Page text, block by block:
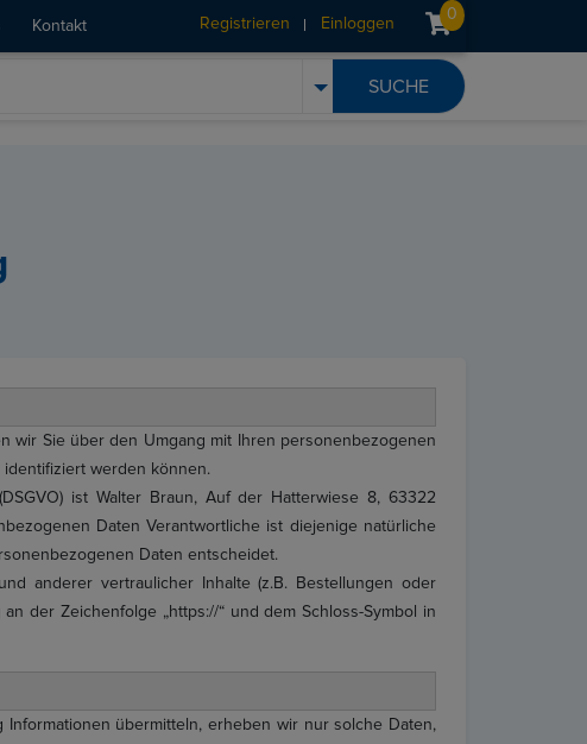
Kontakt Registrieren Einloggen
0
wir Sie über den Umgang mit Ihren personenbezogenen
werden können.
ist Walter Braun, Auf der Hatterwiese 8, 63322
Daten Verantwortliche ist diejenige natürliche
Daten entscheidet.
anderer vertraulicher Inhalte (z.B. Bestellungen oder
der Zeichenfolge „https://“ und dem Schloss-Symbol in
übermitteln, erheben wir nur solche Daten,